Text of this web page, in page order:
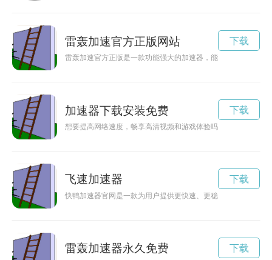
雷轰加速官方正版网站
雷轰加速官方正版是一款功能强大的加速器，能够帮助用户解
下载
加速器下载安装免费
想要提高网络速度，畅享高清视频和游戏体验吗？闪光弹加速
下载
飞速加速器
快鸭加速器官网是一款为用户提供更快速、更稳定网络体验的
下载
雷轰加速器永久免费 下载